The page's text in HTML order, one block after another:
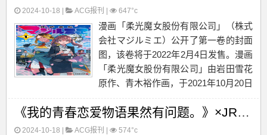
外媒报道：•《午夜凶铃》最早于1998
年上映，之后引发数十...
2024-10-18 | ACG报刊 647°c
漫画「柔光魔女股份有限公司」（株式
会社マジルミエ）公开了第一卷的封面
图，该卷将于2022年2月4日发售。漫画
「柔光魔女股份有限公司」由岩田雪花
原作、青木裕作画，于2021年10月20日
行本由集英社出版发行。...
《我的青春恋爱物语果然有问题。》×JR东日本合作视觉图公开
2024-10-18 | ACG报刊 574°c